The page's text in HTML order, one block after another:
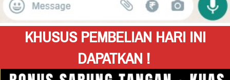
KHUSUS PEMBELIAN HARI INI
DAPATKAN !